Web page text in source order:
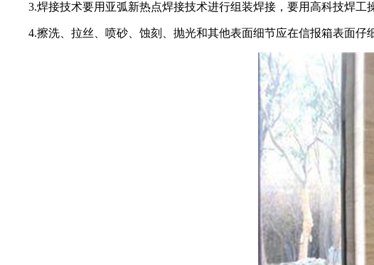
3.焊接技术要用亚弧新热点焊接技术进行组装焊接，要用高科技焊工
4.擦洗、拉丝、喷砂、蚀刻、抛光和其他表面细节应在信报箱表面仔